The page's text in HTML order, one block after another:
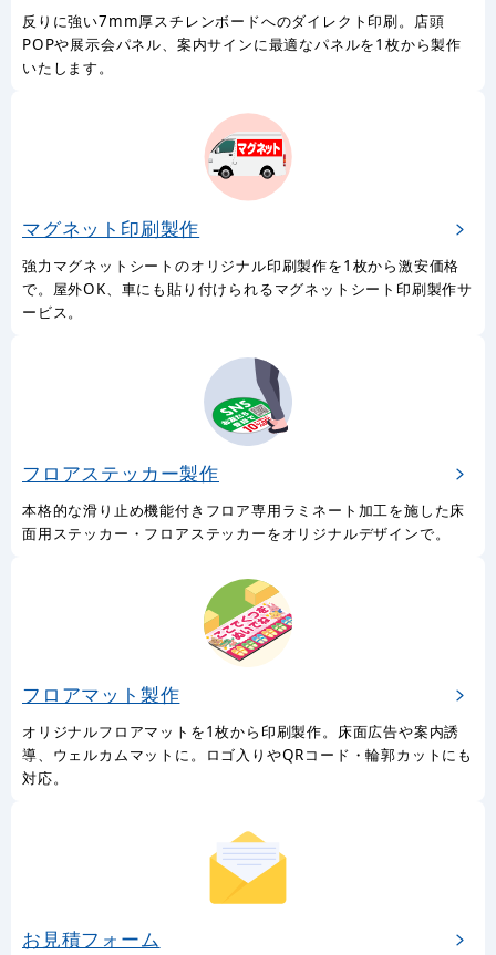
反りに強い7mm厚スチレンボードへのダイレクト印刷。店頭
POPや展示会パネル、案内サインに最適なパネルを1枚から製作
いたします。
マグネット印刷製作
強力マグネットシートのオリジナル印刷製作を1枚から激安価格
で。屋外OK、車にも貼り付けられるマグネットシート印刷製作サ
ービス。
フロアステッカー製作
本格的な滑り止め機能付きフロア専用ラミネート加工を施した床
面用ステッカー・フロアステッカーをオリジナルデザインで。
フロアマット製作
オリジナルフロアマットを1枚から印刷製作。床面広告や案内誘
導、ウェルカムマットに。ロゴ入りやQRコード・輪郭カットにも
対応。
お見積フォーム